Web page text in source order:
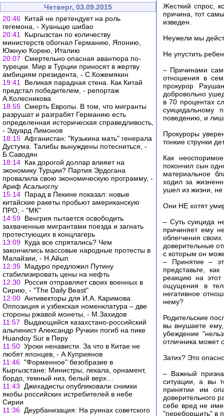
Четверг, 03.09.2015
20:46 Китай не претендует на роль
гегемона, - Хуаньцю шибао
20:41
Кыргызстан по количеству
министерств обогнал Германию, Японию,
Южную Корею, Италию
20:07 Смертельно опасная авантюра по-
турецки. Мир в Турции приносят в жертву
амбициям президента, - С.Кожемякин
19:41
Великая парадная стена. Как Китай
предстал победителем, - репортаж
А.Колесникова
18:55 Смерть Европы. В том, что мигранты
разрушат и разграбят Германию есть
определенная историческая справедливость,
- Эдуард Лимонов
18:15 Афганистан: "Кузькина мать" генерала
Дустума. Талибы вынуждены потесниться, -
Б.Саводян
18:14 Как дорогой доллар влияет на
экономику Турции? Партия Эрдогана
провалила свою экономическую программу, -
Ариф Асалыоглу
15:14 Парад в Пекине показал: новые
китайские ракеты пробьют американскую
ПРО, - "МК"
14:59 Венгрия пытается освободить
захваченные мигрантами поезда и загнать
протестующих в концлагерь
13:09 Куда все спрятались? Чем
закончились массовые народные протесты в
Малайзии, - Н.Айып
12:35 Мадуро предложил Путину
стабилизировать цены на нефть
12:30 Россия отправляет своих военных в
Сирию, - "The Daily Beast"
12:00 Антивекторы для И.А. Каримова.
Оппозиция и узбекская номенклатура – две
стороны ржавой монеты, - М.Захидов
11:57
Выдающийся казахстано-российский
альпинист Александр Ручкин погиб на пике
Huandoy Sur в Перу
11:50 Уроки ненависти. За что в Китае не
любят японцев, - А.Куприянов
11:46 "Форменное" безобразие в
Кыргызстане: Министры, лекала, орнамент,
бордо, темный низ, белый верх…
11:43
Джихадисты опубликовали снимки
якобы российских истребителей в небе
Сирии
11:36 Деурбанизация: На руинах советского
Жесткий спрос,
причина, тот
изведен.
Неужели мы
Не упустить
– Причинами
отношения в
прокурор
добровольно
в 70 процентах
суицидальному
поведению, и
Прокуроры
тонкие струнки
Как
покончил сын
материальное
ходил за
ушел из жизни,
Они НЕ хотят
– Суть суицида
причиняет ему
облегчения
доверительные
с которым он
– Принятие –
представьте,
реакцию на
ощущения в
негативное
нему?
Родительские
вы внушаете
убеждение
отличника может
Затих? Это
– Важный
ситуации, а вы
принятии им
доверительного
себе вред не
"переборщить" в